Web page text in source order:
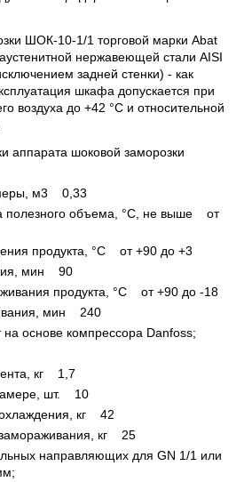
ШОК-10-1/1 торговой марки Abat
нержавеющей стали AISI
задней стенки) - как
шкафа допускается при
воздуха до +42 °С и относительной
аппарата шоковой заморозки
м3 0,33
полезного объема, °С, не выше от
продукта, °С от +90 до +3
мин 90
продукта, °С от +90 до -18
мин 240
на основе компрессора Danfoss;
кг 1,7
шт. 10
кг 42
кг 25
направляющих для GN 1/1 или